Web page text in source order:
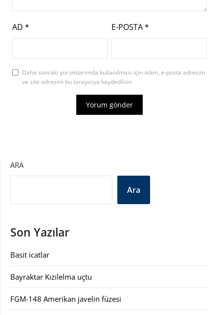
AD * E-POSTA*
Daha sonraki yorumlarımda kullanılması için adım, e-posta adresim
ve site adresim bu tarayıcıya kaydedilsin.
ARA
Ara
Son Yazılar
Basit icatlar
Bayraktar Kızılelma uçtu
FGM-148 Amerikan javelin füzesi